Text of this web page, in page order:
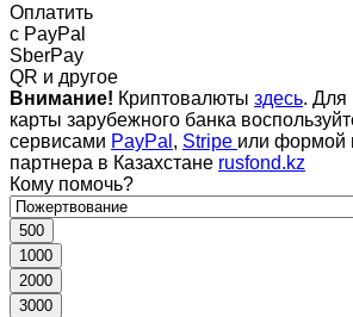
Оплатить
c PayPal
SberPay
QR и другое
Внимание! Криптовалюты здесь. Для
карты зарубежного банка
сервисами PayPal , Stripe или формой
партнера в Казахстане rusfond.kz
Кому помочь?
500
1000
2000
3000